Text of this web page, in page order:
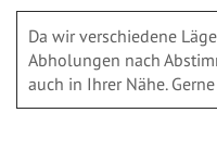
Da wir verschiedene
Abholungen nach
auch in Ihrer Nähe.